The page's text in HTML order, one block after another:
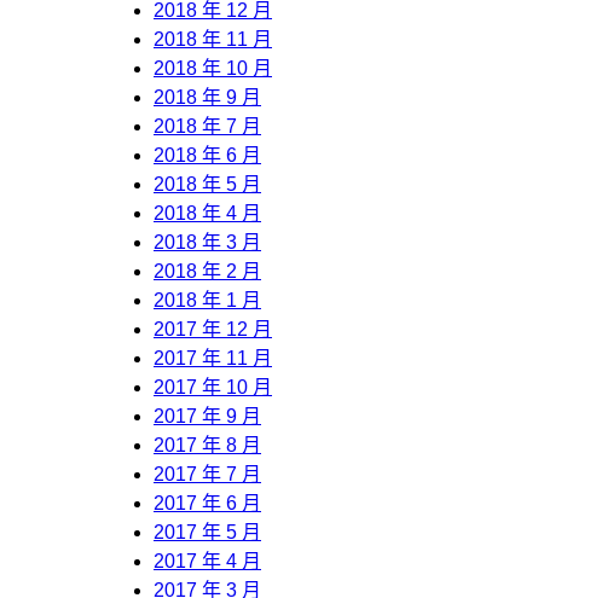
2018 年 12 月
2018 年 11 月
2018 年 10 月
2018 年 9 月
2018 年 7 月
2018 年 6 月
2018 年 5 月
2018 年 4 月
2018 年 3 月
2018 年 2 月
2018 年 1 月
2017 年 12 月
2017 年 11 月
2017 年 10 月
2017 年 9 月
2017 年 8 月
2017 年 7 月
2017 年 6 月
2017 年 5 月
2017 年 4 月
2017 年 3 月